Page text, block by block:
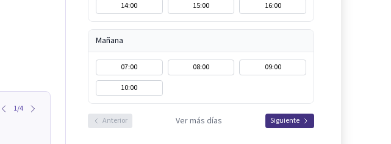
1/4
14:00
15:00 16:00
Mañana
07:00 08:00
09:00
10:00
Anterior Ver más días Siguiente